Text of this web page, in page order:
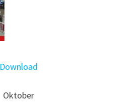
Download
Oktober